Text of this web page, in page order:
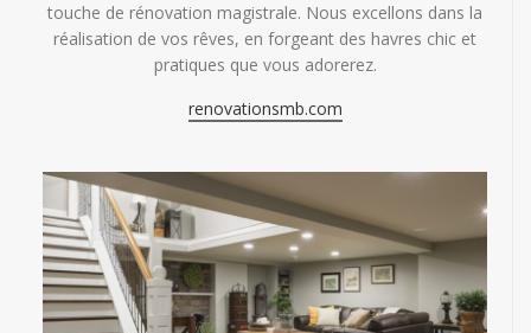
touche de rénovation magistrale. Nous excellons dans la
réalisation de vos rêves, en forgeant des havres chic et
pratiques que vous adorerez.
renovationsmb.com